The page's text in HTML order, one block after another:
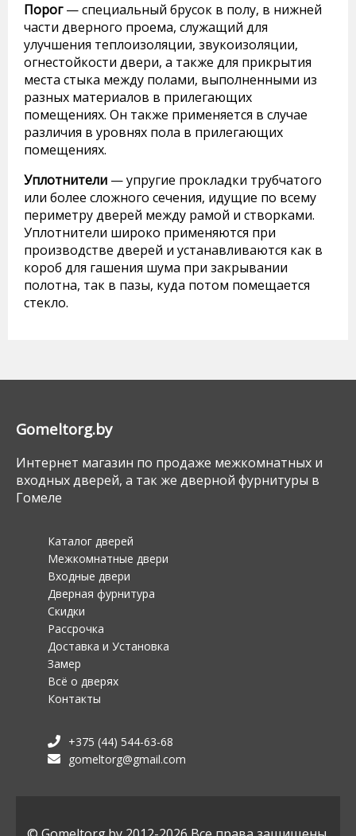
Порог— специальный брусок в полу, в нижней
части дверного проема, служащий для
улучшения теплоизоляции, звукоизоляции,
огнестойкости двери, а также для прикрытия
места стыка между полами, выполненными из
разных материалов в прилегающих
помещениях. Он также применяется в случае
различия в уровнях пола в прилегающих
помещениях.
Уплотнители — упругие прокладки трубчатого
или более сложного сечения, идущие по всему
периметру дверей между рамой и створками.
Уплотнители широко применяются при
производстве дверей и устанавливаются как в
короб для гашения шума при закрывании
полотна, так в пазы, куда потом помещается
стекло.
Gomeltorg.by
Интернет магазин по продаже межкомнатных и
входных дверей, а так же дверной фурнитуры в
Гомеле
Каталог дверей
Межкомнатные двери
Входные двери
Дверная фурнитура
Скидки
Рассрочка
Доставка и Установка
Замер
Всё о дверях
Контакты
+375 (44) 544-63-68
gomeltorg@gmail.com